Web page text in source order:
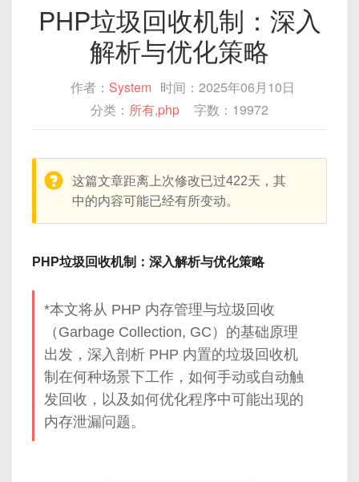
PHP垃圾回收机制：深入
解析与优化策略‌
作者： System 时间：2025年06月10日
分类： 所有,php 字数：19972
warning:
这篇文章距离上次修改已过422天，其
中的内容可能已经有所变动。
PHP垃圾回收机制：深入解析与优化策略
*本文将从 PHP 内存管理与垃圾回收
（Garbage Collection, GC）的基础原理
出发，深入剖析 PHP 内置的垃圾回收机
制在何种场景下工作，如何手动或自动触
发回收，以及如何优化程序中可能出现的
内存泄漏问题。